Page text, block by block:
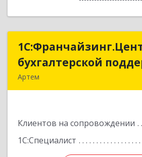
бухгалтерской
Артем
Клиентов на сопровождении
1С:Специалист